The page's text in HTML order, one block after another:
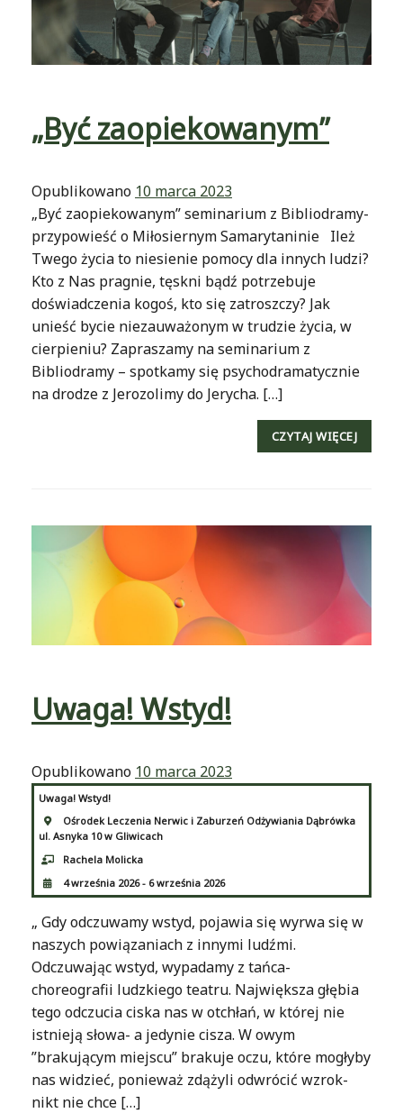
„Być zaopiekowanym”
Opublikowano 10 marca 2023
„Być zaopiekowanym” seminarium z Bibliodramy-
przypowieść o Miłosiernym Samarytaninie Ileż
Twego życia to niesienie pomocy dla innych ludzi?
Kto z Nas pragnie, tęskni bądź potrzebuje
doświadczenia kogoś, kto się zatroszczy? Jak
unieść bycie niezauważonym w trudzie życia, w
cierpieniu? Zapraszamy na seminarium z
Bibliodramy – spotkamy się psychodramatycznie
na drodze z Jerozolimy do Jerycha. […]
CZYTAJ WIĘCEJ
Uwaga! Wstyd!
Opublikowano 10 marca 2023
Uwaga! Wstyd!
Ośrodek Leczenia Nerwic i Zaburzeń Odżywiania Dąbrówka
ul. Asnyka 10 w Gliwicach
Rachela Molicka
4 września 2026 - 6 września 2026
„ Gdy odczuwamy wstyd, pojawia się wyrwa się w
naszych powiązaniach z innymi ludźmi.
Odczuwając wstyd, wypadamy z tańca-
choreografii ludzkiego teatru. Największa głębia
tego odczucia ciska nas w otchłań, w której nie
istnieją słowa- a jedynie cisza. W owym
”brakującym miejscu” brakuje oczu, które mogłyby
nas widzieć, ponieważ zdążyli odwrócić wzrok-
nikt nie chce […]